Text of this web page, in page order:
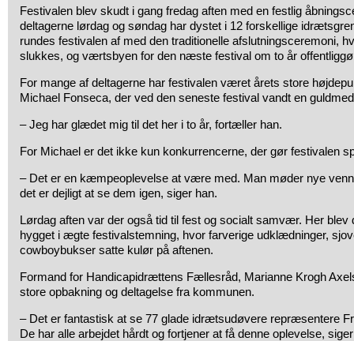
Festivalen blev skudt i gang fredag aften med en festlig
deltagerne lørdag og søndag har dystet i 12 forskellige
rundes festivalen af med den traditionelle afslutningsceremoni,
slukkes, og værtsbyen for den næste festival om to år
For mange af deltagerne har festivalen været årets store
Michael Fonseca, der ved den seneste festival vandt en
– Jeg har glædet mig til det her i to år, fortæller han.
For Michael er det ikke kun konkurrencerne, der gør festivalen
– Det er en kæmpeoplevelse at være med. Man møder nye
det er dejligt at se dem igen, siger han.
Lørdag aften var der også tid til fest og socialt samvær. Her blev
hygget i ægte festivalstemning, hvor farverige udklædninger,
cowboybukser satte kulør på aftenen.
Formand for Handicapidrættens Fællesråd, Marianne Krogh
store opbakning og deltagelse fra kommunen.
– Det er fantastisk at se 77 glade idrætsudøvere repræsentere
De har alle arbejdet hårdt og fortjener at få denne oplevelse,